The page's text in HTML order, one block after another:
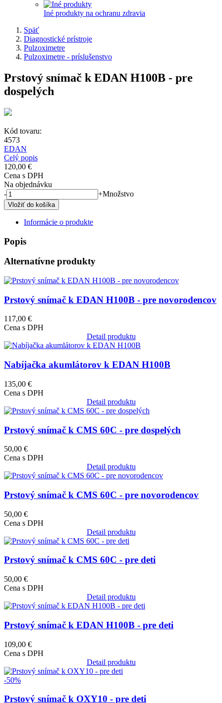
Iné produkty na ochranu zdravia
Späť
Diagnostické prístroje
Pulzoximetre
Pulzoximetre - príslušenstvo
Prstový snímač k EDAN H100B - pre
dospelých
Kód tovaru:
4573
EDAN
Celý popis
120,00 €
Cena s DPH
Na objednávku
-
+Množstvo
Informácie o produkte
Popis
Alternatívne produkty
Obrázok
Prstový snímač k EDAN H100B - pre novorodencov
117,00 €
Cena s DPH
Detail produktu
Obrázok
Nabíjačka akumlátorov k EDAN H100B
135,00 €
Cena s DPH
Detail produktu
Obrázok
Prstový snímač k CMS 60C - pre dospelých
50,00 €
Cena s DPH
Detail produktu
Obrázok
Prstový snímač k CMS 60C - pre novorodencov
50,00 €
Cena s DPH
Detail produktu
Obrázok
Prstový snímač k CMS 60C - pre deti
50,00 €
Cena s DPH
Detail produktu
Obrázok
Prstový snímač k EDAN H100B - pre deti
109,00 €
Cena s DPH
Detail produktu
Obrázok
-50%
Prstový snímač k OXY10 - pre deti